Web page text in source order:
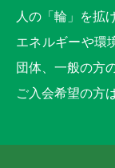
人の「輪」を拡
エネルギーや環
団体、一般の方
ご入会希望の方